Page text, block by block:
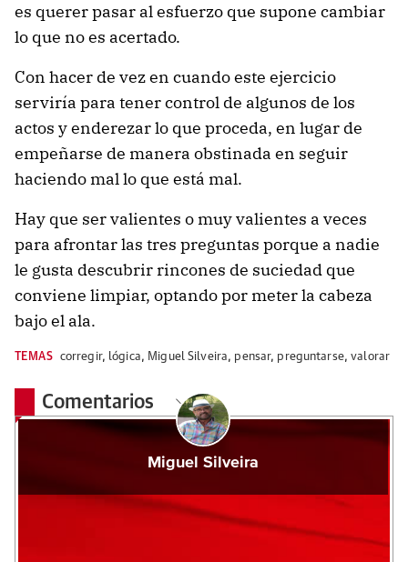
es querer pasar al esfuerzo que supone cambiar
lo que no es acertado.
Con hacer de vez en cuando este ejercicio
serviría para tener control de algunos de los
actos y enderezar lo que proceda, en lugar de
empeñarse de manera obstinada en seguir
haciendo mal lo que está mal.
Hay que ser valientes o muy valientes a veces
para afrontar las tres preguntas porque a nadie
le gusta descubrir rincones de suciedad que
conviene limpiar, optando por meter la cabeza
bajo el ala.
TEMAS corregir, lógica, Miguel Silveira, pensar, preguntarse,valorar
Comentarios
Miguel Silveira